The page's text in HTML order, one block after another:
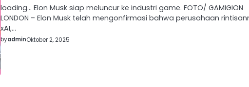
loading… Elon Musk siap meluncur ke industri game. FOTO/ GAMIGION
LONDON – Elon Musk telah mengonfirmasi bahwa perusahaan
xAI,…
byadminOktober 2, 2025